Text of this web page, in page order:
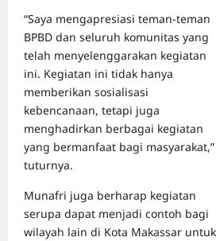
“Saya mengapresiasi teman-teman
BPBD dan seluruh komunitas yang
telah menyelenggarakan kegiatan
ini. Kegiatan ini tidak hanya
memberikan sosialisasi
kebencanaan, tetapi juga
menghadirkan berbagai kegiatan
yang bermanfaat bagi masyarakat,”
tuturnya.
Munafri juga berharap kegiatan
serupa dapat menjadi contoh bagi
wilayah lain di Kota Makassar untuk